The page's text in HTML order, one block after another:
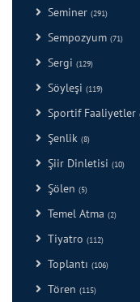
Seminer (291)
Sempozyum (71)
Sergi (129)
Söyleşi (119)
Sportif Faaliyetler
Şenlik (8)
Şiir Dinletisi (10)
Şölen (5)
Temel Atma (2)
Tiyatro (112)
Toplantı (106)
Tören (115)